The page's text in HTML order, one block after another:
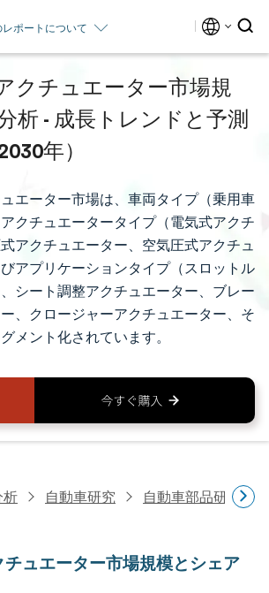
レポートについて
クチュエーター市場規
析 - 成長トレンドと予測
年）
エーター市場は、車両タイプ（乗用車
クチュエータータイプ（電気式アクチ
アクチュエーター、空気圧式アクチュ
アプリケーションタイプ（スロットル
シート調整アクチュエーター、ブレー
、クロージャーアクチュエーター、そ
メント化されています。
析 自動車研究 自動車部品研究
チュエーター市場規模とシェア